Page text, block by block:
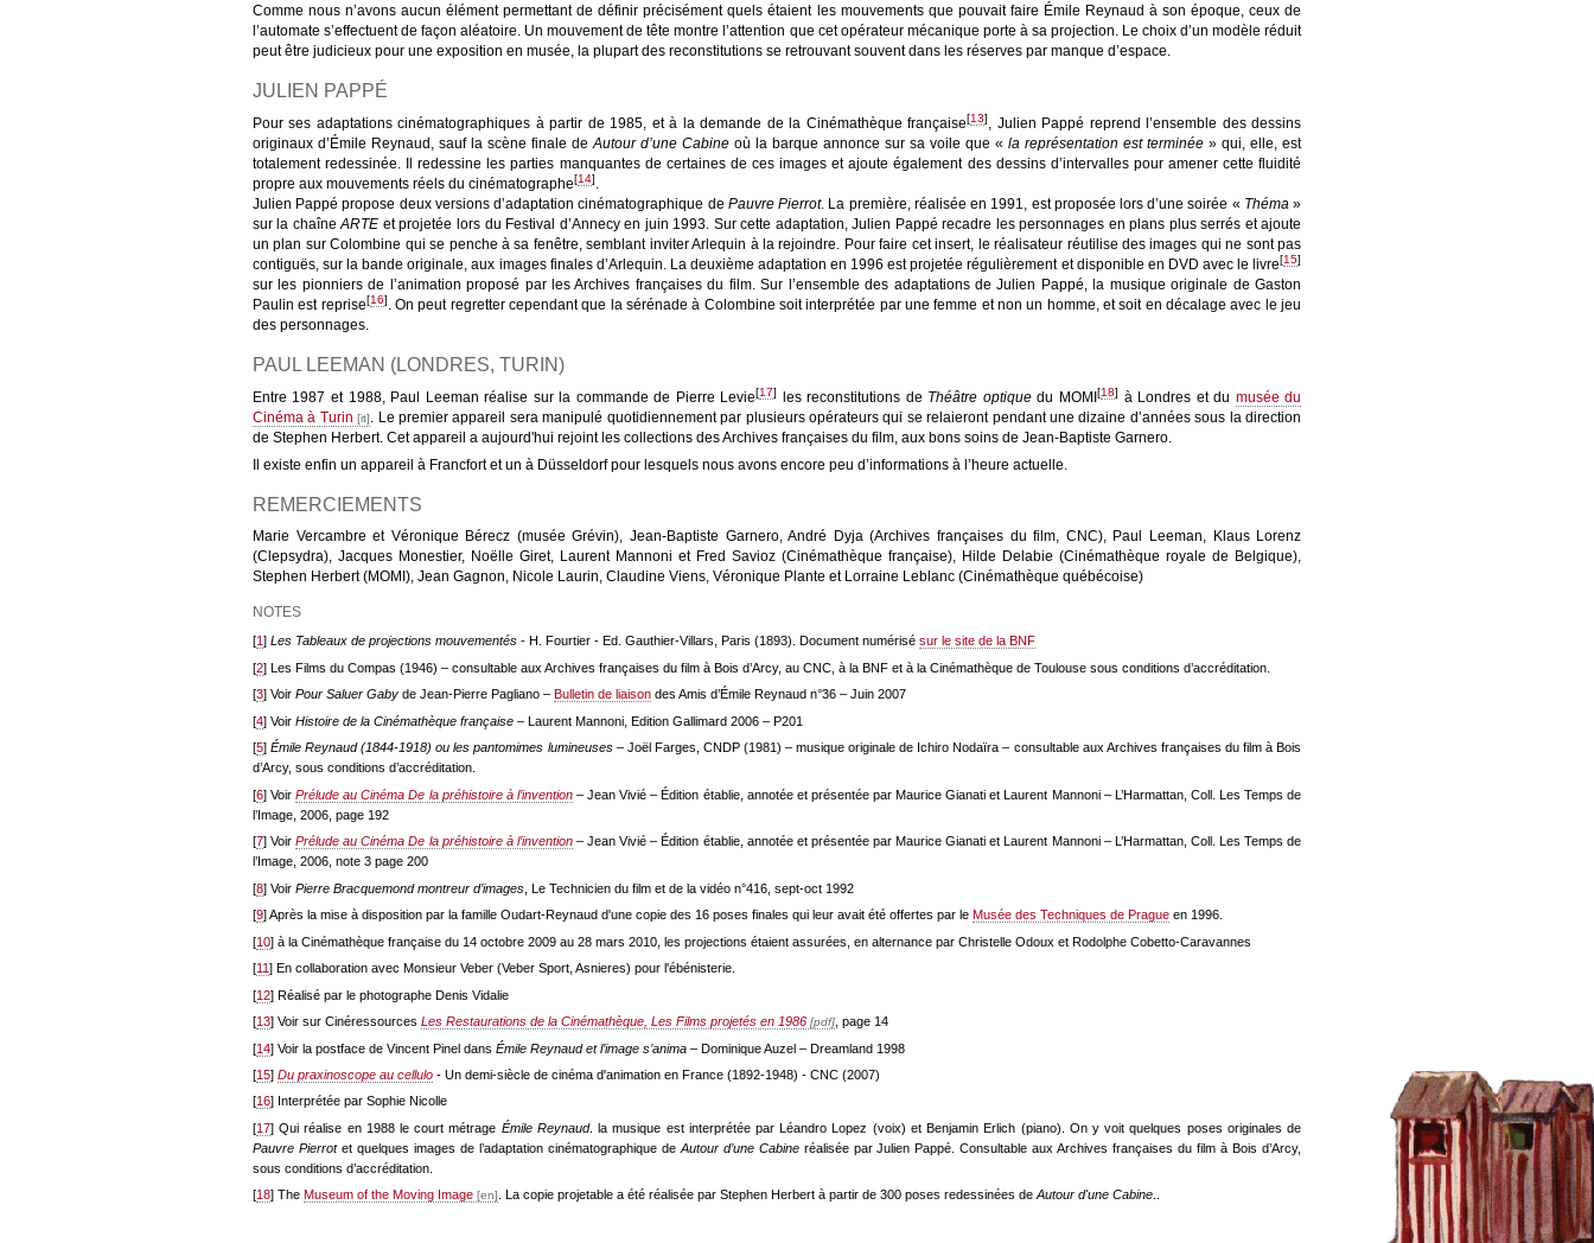
Comme nous n’avons aucun élément permettant de définir précisément quels étaient les mouvements que pouvait faire Émile Reynaud à son époque, ceux de
l’automate s’effectuent de façon aléatoire. Un mouvement de tête montre l’attention que cet opérateur mécanique porte à sa projection. Le choix d’un modèle réduit
peut être judicieux pour une exposition en musée, la plupart des reconstitutions se retrouvant souvent dans les réserves par manque d’espace.
JULIEN PAPPÉ
Pour ses adaptations cinématographiques à partir de 1985, et à la demande de la Cinémathèque française[13]
, Julien Pappé reprend l’ensemble des dessins
originaux d’Émile Reynaud, sauf la scène finale deAutour d’une Cabine où la barque annonce sur sa voile que «la représentation est terminée » qui, elle, est
totalement redessinée. Il redessine les parties manquantes de certaines de ces images et ajoute également des dessins d’intervalles pour amener cette fluidité
propre aux mouvements réels du cinématographe[14]
Julien Pappé propose deux versions d’adaptation cinématographique de Pauvre Pierrot. La première, réalisée en 1991, est proposée lors d’une soirée « Théma »
sur la chaîneARTE et projetée lors du Festival d’Annecy en juin 1993. Sur cette adaptation, Julien Pappé recadre les personnages en plans plus serrés et ajoute
un plan sur Colombine qui se penche à sa fenêtre, semblant inviter Arlequin à la rejoindre. Pour faire cet insert, le réalisateur réutilise des images qui ne sont pas
contiguës, sur la bande originale, aux images finales d’Arlequin. La deuxième adaptation en 1996 est projetée régulièrement et disponible en DVD avec le livre[15]
sur les pionniers de l’animation proposé par les Archives françaises du film. Sur l’ensemble des adaptations de Julien Pappé, la musique originale de Gaston
Paulin est reprise[16]
. On peut regretter cependant que la sérénade à Colombine soit interprétée par une femme et non un homme, et soit en décalage avec le jeu
des personnages.
PAUL LEEMAN (LONDRES, TURIN)
Entre 1987 et 1988, Paul Leeman réalise sur la commande de Pierre Levie[17] les reconstitutions de Théâtre optiquedu MOMI[18] à Londres et du musée du
Cinéma à Turin
. Le premier appareil sera manipulé quotidiennement par plusieurs opérateurs qui se relaieront pendant une dizaine d’années sous la direction
de Stephen Herbert. Cet appareil a aujourd'hui rejoint les collections des Archives françaises du film, aux bons soins de Jean-Baptiste Garnero.
Il existe enfin un appareil à Francfort et un à Düsseldorf pour lesquels nous avons encore peu d’informations à l’heure actuelle.
REMERCIEMENTS
Marie Vercambre et Véronique Bérecz (musée Grévin), Jean‑Baptiste Garnero, André Dyja (Archives françaises du film, CNC), Paul Leeman, Klaus Lorenz
(Clepsydra), Jacques Monestier, Noëlle Giret, Laurent Mannoni et Fred Savioz (Cinémathèque française), Hilde Delabie (Cinémathèque royale de Belgique),
Stephen Herbert (MOMI), Jean Gagnon, Nicole Laurin, Claudine Viens, Véronique Plante et Lorraine Leblanc (Cinémathèque québécoise)
NOTES
[1] Les Tableaux de projections mouvementés- H. Fourtier - Ed. Gauthier-Villars, Paris (1893). Document numérisé sur le site de la BNF
[2] Les Films du Compas (1946) – consultable aux Archives françaises du film à Bois d’Arcy, au CNC, à la BNF et à la Cinémathèque de Toulouse sous conditions d’accréditation.
[3] Voir Pour Saluer Gabyde Jean-Pierre Pagliano – Bulletin de liaisondes Amis d’Émile Reynaud n°36 – Juin 2007
[4] Voir Histoire de la Cinémathèque française– Laurent Mannoni, Edition Gallimard 2006 – P201
[5]Émile Reynaud (1844-1918) ou les pantomimes lumineuses– Joël Farges, CNDP (1981) – musique originale de Ichiro Nodaïra – consultable aux Archives françaises du film à Bois
d’Arcy, sous conditions d’accréditation.
[6] VoirPrélude au Cinéma De la préhistoire à l’invention– Jean Vivié – Édition établie, annotée et présentée par Maurice Gianati et Laurent Mannoni – L’Harmattan, Coll. Les Temps de
l’Image, 2006, page 192
[7] VoirPrélude au Cinéma De la préhistoire à l’invention– Jean Vivié – Édition établie, annotée et présentée par Maurice Gianati et Laurent Mannoni – L’Harmattan, Coll. Les Temps de
l’Image, 2006, note 3 page 200
[8] Voir Pierre Bracquemond montreur d’images, Le Technicien du film et de la vidéo n°416, sept-oct 1992
[9] Après la mise à disposition par la famille Oudart-Reynaud d'une copie des 16 poses finales qui leur avait été offertes par le Musée des Techniques de Pragueen 1996.
[10] à la Cinémathèque française du 14 octobre 2009 au 28 mars 2010, les projections étaient assurées, en alternance par Christelle Odoux et Rodolphe Cobetto-Caravannes
[11] En collaboration avec Monsieur Veber (Veber Sport, Asnieres) pour l'ébénisterie.
[12] Réalisé par le photographe Denis Vidalie
[13] Voir sur Cinéressources Les Restaurations de la Cinémathèque, Les Films projetés en 1986
, page 14
[14] Voir la postface de Vincent Pinel dans Émile Reynaud et l’image s’anima– Dominique Auzel – Dreamland 1998
[15] Du praxinoscope au cellulo- Un demi-siècle de cinéma d'animation en France (1892-1948) - CNC (2007)
[16] Interprétée par Sophie Nicolle
[17] Qui réalise en 1988 le court métrage Émile Reynaud. la musique est interprétée par Léandro Lopez (voix) et Benjamin Erlich (piano). On y voit quelques poses originales de
Pauvre Pierrotet quelques images de l’adaptation cinématographique de Autour d’une Cabineréalisée par Julien Pappé. Consultable aux Archives françaises du film à Bois d’Arcy,
sous conditions d’accréditation.
[18] The Museum of the Moving Image . La copie projetable a été réalisée par Stephen Herbert à partir de 300 poses redessinées deAutour d'une Cabine..